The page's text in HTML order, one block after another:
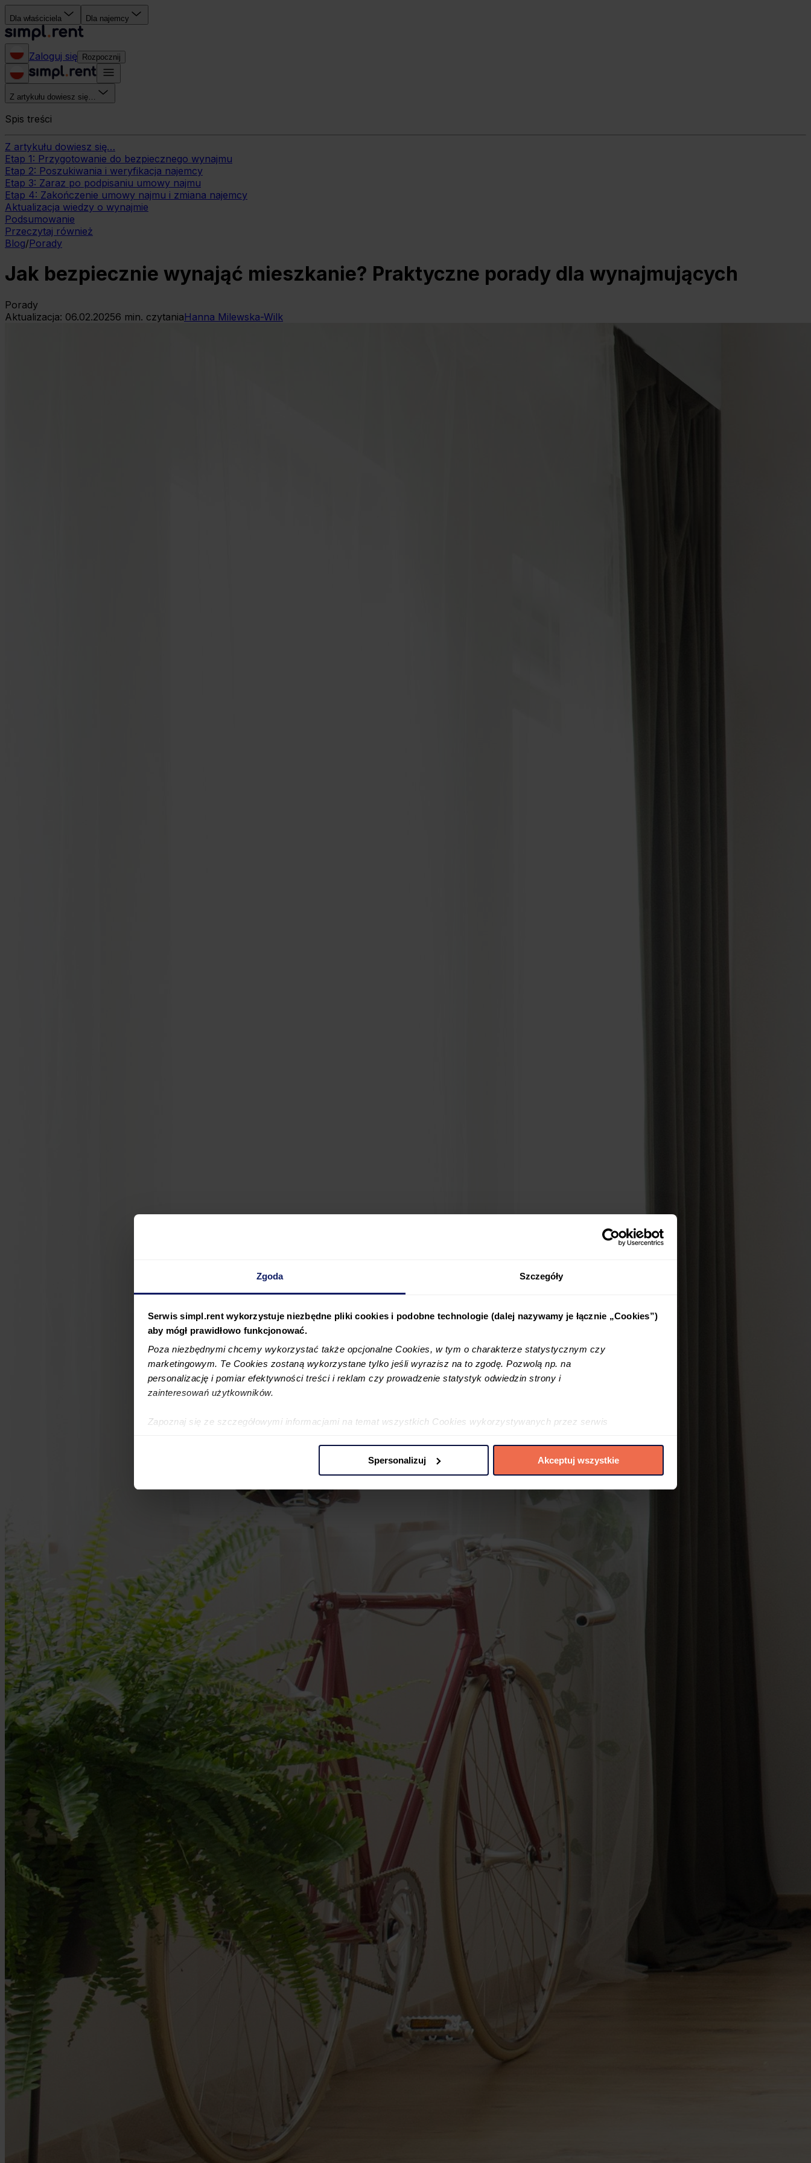
Zgoda Szczegóły
Serwis simpl.rent wykorzystuje niezbędne pliki cookies i podobne technologie (dalej nazywamy je łącznie „Cookies”)
aby mógł prawidłowo funkcjonować.
Poza niezbędnymi chcemy wykorzystać także opcjonalne Cookies, w tym o charakterze statystycznym czy
marketingowym. Te Cookies zostaną wykorzystane tylko jeśli wyrazisz na to zgodę. Pozwolą np. na
personalizację i pomiar efektywności treści i reklam czy prowadzenie statystyk odwiedzin strony i
zainteresowań użytkowników.
Zapoznaj się ze szczegółowymi informacjami na temat wszystkich Cookies wykorzystywanych przez serwis
wykorzystanie innych niż niezbędne Cookies. Zgody możesz zmienić lub wycofać w każdym czasie. W tym celu
wybierz czarny przycisk znajdujący się w lewym dolnym rogu na każdej z naszych podstron.
Spersonalizuj Akceptuj wszystkie
Dla właściciela Dla najemcy
Zaloguj się Rozpocznij
Z artykułu dowiesz się…
Spis treści
Z artykułu dowiesz się…
Etap 1: Przygotowanie do bezpiecznego wynajmu
Etap 2: Poszukiwania i weryfikacja najemcy
Etap 3: Zaraz po podpisaniu umowy najmu
Etap 4: Zakończenie umowy najmu i zmiana najemcy
Aktualizacja wiedzy o wynajmie
Podsumowanie
Przeczytaj również
Blog/Porady
Jak bezpiecznie wynająć mieszkanie? Praktyczne porady dla wynajmujących
Porady
Aktualizacja: 06.02.20256 min. czytaniaHanna Milewska-Wilk